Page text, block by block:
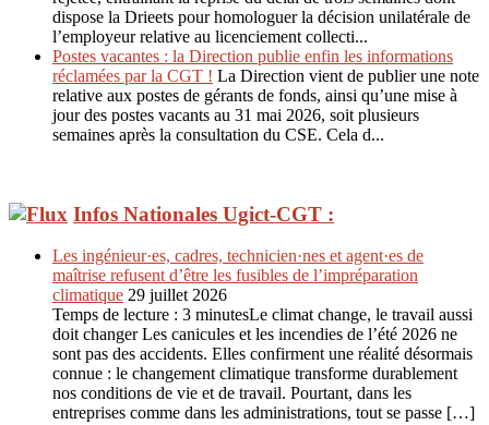
dispose la Drieets pour homologuer la décision unilatérale de
l’employeur relative au licenciement collecti...
Postes vacantes : la Direction publie enfin les informations
réclamées par la CGT ! La Direction vient de publier une note
relative aux postes de gérants de fonds, ainsi qu’une mise à
jour des postes vacants au 31 mai 2026, soit plusieurs
semaines après la consultation du CSE. Cela d...
Infos Nationales Ugict-CGT :
Les ingénieur·es, cadres, technicien·nes et agent·es de
maîtrise refusent d’être les fusibles de l’impréparation
climatique 29 juillet 2026
Temps de lecture : 3 minutesLe climat change, le travail aussi
doit changer Les canicules et les incendies de l’été 2026 ne
sont pas des accidents. Elles confirment une réalité désormais
connue : le changement climatique transforme durablement
nos conditions de vie et de travail. Pourtant, dans les
entreprises comme dans les administrations, tout se passe […]